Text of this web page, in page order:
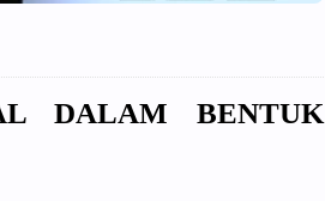
DALAM BENTUK